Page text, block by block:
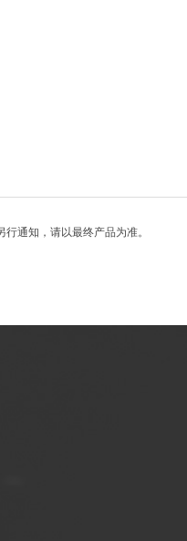
通知，请以最终产品为准。